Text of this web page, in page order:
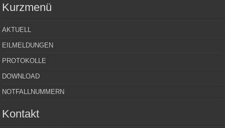
Kurzmenü
AKTUELL
EILMELDUNGEN
PROTOKOLLE
DOWNLOAD
NOTFALLNUMMERN
Kontakt